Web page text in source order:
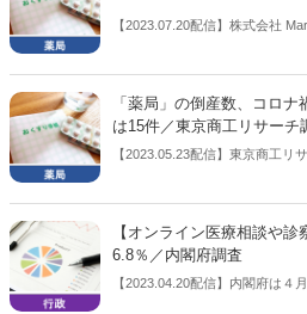
【2023.07.20配信】株式会社
京都江東区、代表取締役小杉穂
ソッドとシステム」、及びその
て、新たな特許を取得したと発
「薬局」の倒産数、コロ
は15件／東京商工リサーチ
【2023.05.23配信】東京商工リ
産件数の調査結果を公表した。
ンライン化で淘汰が加速も」と
【オンライン医療相談や
6.8％／内閣府調査
【2023.04.20配信】内閣府は４
の影響下における生活意識・行